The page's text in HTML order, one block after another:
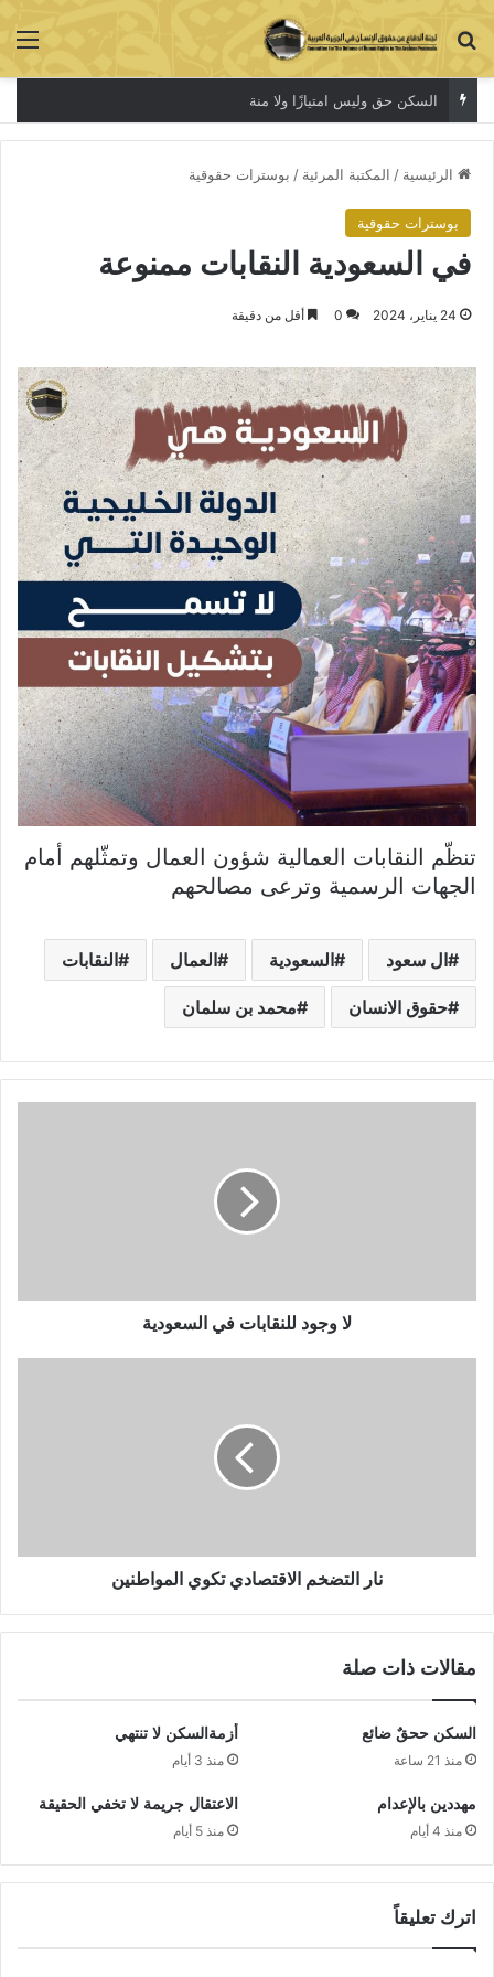
بحث عن
السكن حق وليس امتيازًا ولا منة
الرئيسية / المكتبة المرئية / بوسترات حقوقية
بوسترات حقوقية
في السعودية النقابات ممنوعة
24 يناير، 2024 0 أقل من دقيقة
تنظّم النقابات العمالية شؤون العمال وتمثّلهم أمام
الجهات الرسمية وترعى مصالحهم
ال سعود السعودية العمال النقابات
حقوق الانسان محمد بن سلمان
لا وجود للنقابات في السعودية
نار التضخم الاقتصادي تكوي المواطنين
مقالات ذات صلة
السكن ححقٌ ضائع
منذ 21 ساعة
أزمةالسكن لا تنتهي
منذ 3 أيام
مهددين بالإعدام
منذ 4 أيام
الاعتقال جريمة لا تخفي الحقيقة
منذ 5 أيام
اترك تعليقاً